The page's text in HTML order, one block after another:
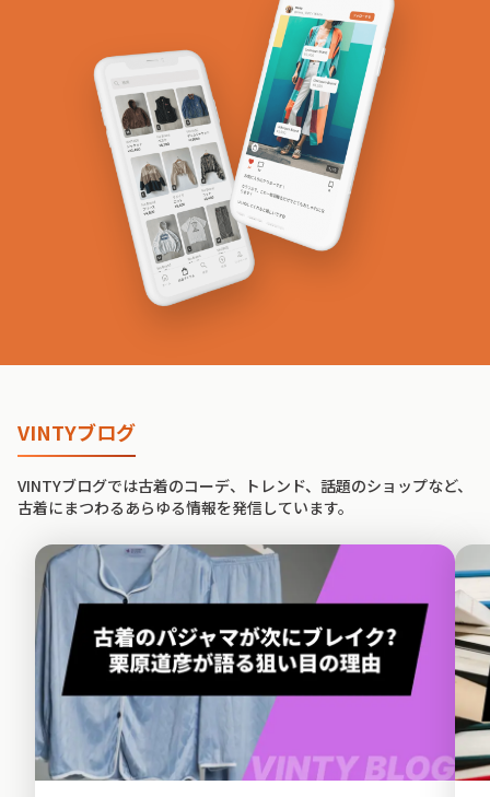
VINTYブログ
VINTYブログでは古着のコーデ、トレンド、話題のショップなど、
古着にまつわるあらゆる情報を発信しています。